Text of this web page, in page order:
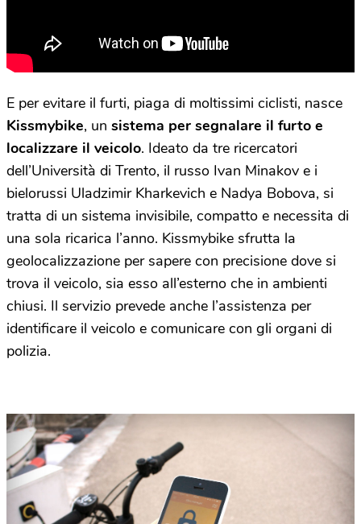
E per evitare il furti, piaga di moltissimi ciclisti, nasce
Kissmybike, un sistema per segnalare il furto e
localizzare il veicolo. Ideato da tre ricercatori
dell’Università di Trento, il russo Ivan Minakov e i
bielorussi Uladzimir Kharkevich e Nadya Bobova, si
tratta di un sistema invisibile, compatto e necessita di
una sola ricarica l’anno. Kissmybike sfrutta la
geolocalizzazione per sapere con precisione dove si
trova il veicolo, sia esso all’esterno che in ambienti
chiusi. Il servizio prevede anche l’assistenza per
identificare il veicolo e comunicare con gli organi di
polizia.